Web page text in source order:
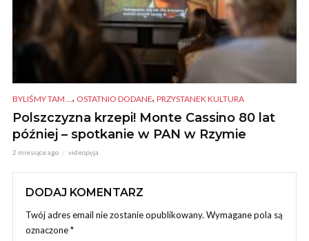
BYLIŚMY TAM ... , OSTATNIO DODANE, PRZYSTANEK KULTURA
Polszczyzna krzepi! Monte Cassino 80 lat
później – spotkanie w PAN w Rzymie
2 miesiące ago videopyja
DODAJ KOMENTARZ
Twój adres email nie zostanie opublikowany. Wymagane pola są
oznaczone*